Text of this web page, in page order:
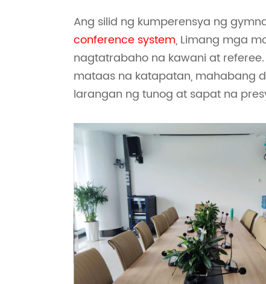
Ang silid ng kumperensya ng
conference system, Limang mga
nagtatrabaho na kawani at
mataas na katapatan, mahabang
larangan ng tunog at sapat na